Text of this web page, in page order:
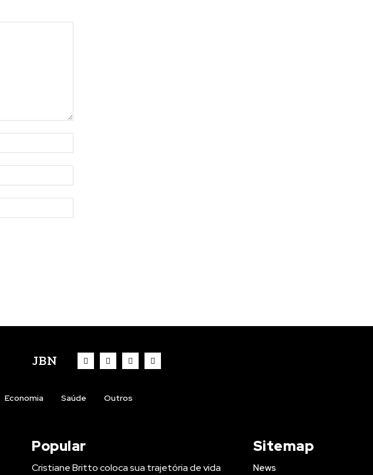
JBN
Economia Saúde Outros
Popular
Cristiane Britto coloca sua trajetória de vida
Sitemap
News